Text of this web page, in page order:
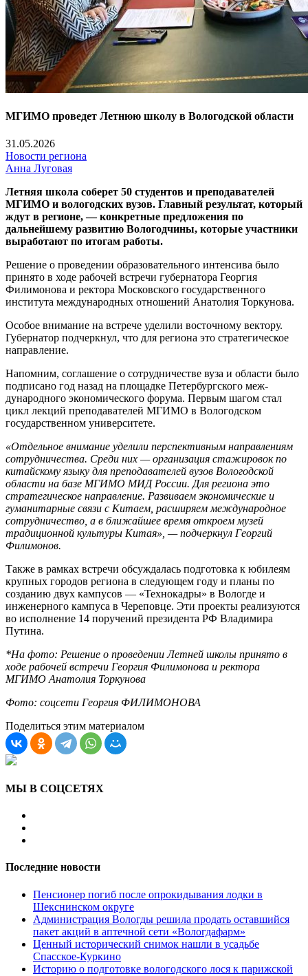
МГИМО проведет Летнюю школу в Вологодской области
31.05.2026
Новости региона
Анна Луговая
Летняя школа соберет 50 студентов и преподавателей
МГИМО и вологодских вузов. Главный результат, который
ждут в регионе, — конкретные предложения по
дальнейшему развитию Вологодчины, кото­рые участники
выработают по итогам работы.
Решение о проведении обра­зовательного интенсива было
принято в ходе рабочей встречи губернатора Георгия
Филимоно­ва и ректора Московского госу­дарственного
института между­народных отношений Анатолия Торкунова.
Особое внимание на встре­че уделили восточному вектору.
Губернатор подчеркнул, что для региона это стратегическое
на­правление.
Напомним, соглашение о со­трудничестве вуза и области было
подписано год назад на площадке Петербургского меж­
дународного экономического фо­рума. Первым шагом стал
цикл лекций преподавателей МГИМО в Вологодском
государственном университете.
«Отдельное внимание уделили перспективным направлениям
сотрудничества. Среди них — организация стажировок по
ки­тайскому языку для преподава­телей вузов Вологодской
области на базе МГИМО МИД России. Для региона это
стратегическое направление. Развиваем эконо­мические и
гуманитарные связи с Китаем, расширяем междуна­родное
сотрудничество, а в бли­жайшее время откроем музей
традиционной культуры Китая», — подчеркнул Георгий
Филимонов.
Также в рамках встречи обсуж­далась подготовка к юбилеям
крупных городов региона в следующем году и планы по
созданию двух кампусов — «Технокадры» в Вологде и
инженерного кам­пуса в Череповце. Эти проекты реализуются
во исполнение 14 поручений президента РФ Вла­димира
Путина.
*На фото: Решение о проведении Летней школы принято в
ходе рабочей встречи Георгия Филимонова и ректора
МГИМО Анатолия Торкунова
Фото: соцсети Георгия ФИЛИМОНОВА
Поделиться этим материалом
МЫ В СОЦСЕТЯХ
Последние новости
Пенсионер погиб после опрокидывания лодки в
Шекснинском округе
Администрация Вологды решила продать оставшийся
пакет акций в аптечной сети «Вологдафарм»
Ценный исторический снимок нашли в усадьбе
Спасское-Куркино
Историю о подготовке вологодского лося к парижской